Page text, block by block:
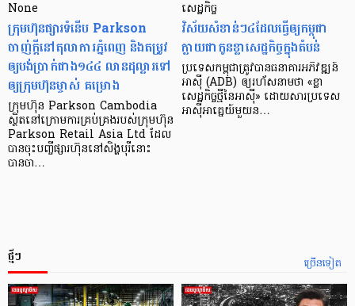
None
ក្រុមហ៊ុនផ្សារទំនើប Parkson
ចាញ់ក្ដីនៅតុលាការភ្នំពេញ និងតម្រូវ
ឲ្យបង់ប្រាក់ជាង១៤៤ លានដុល្លារទៅ
ឲ្យក្រុមហ៊ុនម្ចាស់ គម្រោង
ក្រុមហ៊ុន Parkson Cambodia
ស្ថិតនៅក្រោមការគ្រប់គ្រងរបស់ក្រុមហ៊ុន
Parkson Retail Asia Ltd ដែល
បានចុះបញ្ចីផ្សារហ៊ុននៅសិង្ហបុរីនោះ
បានចា…
សេដ្ឋកិច្ច​
វិស័យ​សំខាន់ៗ​៤​ដែល​ធ្វើ​ឲ្យ​កម្ពុជា​
ក្លាយ​ជា​កូន​ខ្លា​សេដ្ឋកិច្ច​ក្នុង​តំបន់
ប្រទេស​កម្ពុជា​ត្រូវ​បាន​ធនាគារ​អភិវឌ្ឍន៍​
អាស៊ី (ADB) ឲ្យ​រហ័ស​នាមថា «ខ្លា​
សេដ្ឋកិច្ច​ថ្មី​នៃ​អាស៊ី» ដោយសារ​ប្រទេស​
អាស៊ី​អាគ្នេយ៍​មួយ​ន…
ច្រើនទៀត
ថ្មីៗ